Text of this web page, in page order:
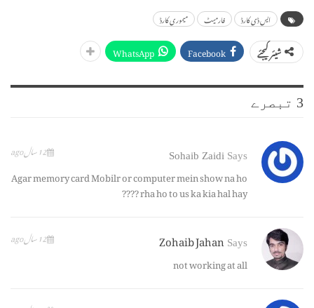
ایس ڈی کارڈ فارمیٹ میموری کارڈ
شیئر کیجئے Facebook
WhatsApp
3 تبصرے
Sohaib Zaidi Says
Agar memory card Mobilr or computer mein show na ho
rha ho to us ka kia hal hay ????
Zohaib Jahan Says
not working at all